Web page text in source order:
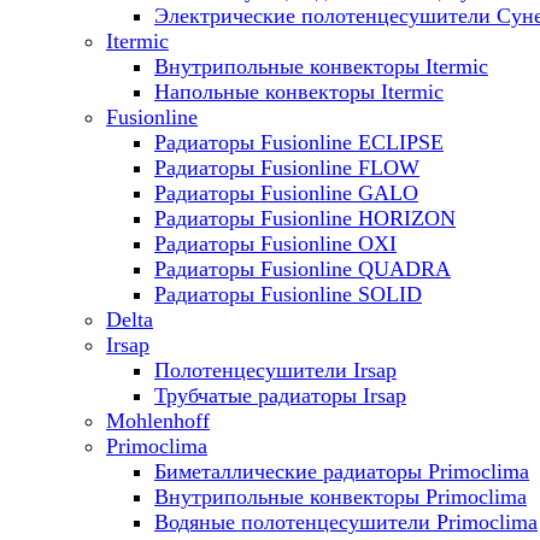
Электрические полотенцесушители
Itermic
Внутрипольные конвекторы Itermic
Напольные конвекторы Itermic
Fusionline
Радиаторы Fusionline ECLIPSE
Радиаторы Fusionline FLOW
Радиаторы Fusionline GALO
Радиаторы Fusionline HORIZON
Радиаторы Fusionline OXI
Радиаторы Fusionline QUADRA
Радиаторы Fusionline SOLID
Delta
Irsap
Полотенцесушители Irsap
Трубчатые радиаторы Irsap
Mohlenhoff
Primoclima
Биметаллические радиаторы Primoclima
Внутрипольные конвекторы Primoclima
Водяные полотенцесушители Primoclima